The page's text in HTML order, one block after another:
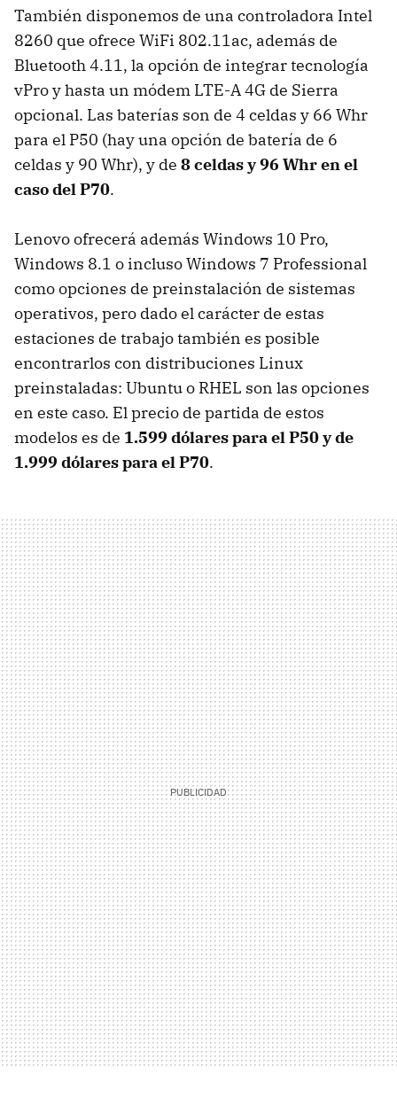
También disponemos de una controladora Intel
8260 que ofrece WiFi 802.11ac, además de
Bluetooth 4.11, la opción de integrar tecnología
vPro y hasta un módem LTE-A 4G de Sierra
opcional. Las baterías son de 4 celdas y 66 Whr
para el P50 (hay una opción de batería de 6
celdas y 90 Whr), y de 8 celdas y 96 Whr en el
caso del P70.
Lenovo ofrecerá además Windows 10 Pro,
Windows 8.1 o incluso Windows 7 Professional
como opciones de preinstalación de sistemas
operativos, pero dado el carácter de estas
estaciones de trabajo también es posible
encontrarlos con distribuciones Linux
preinstaladas: Ubuntu o RHEL son las opciones
en este caso. El precio de partida de estos
modelos es de 1.599 dólares para el P50 y de
1.999 dólares para el P70.